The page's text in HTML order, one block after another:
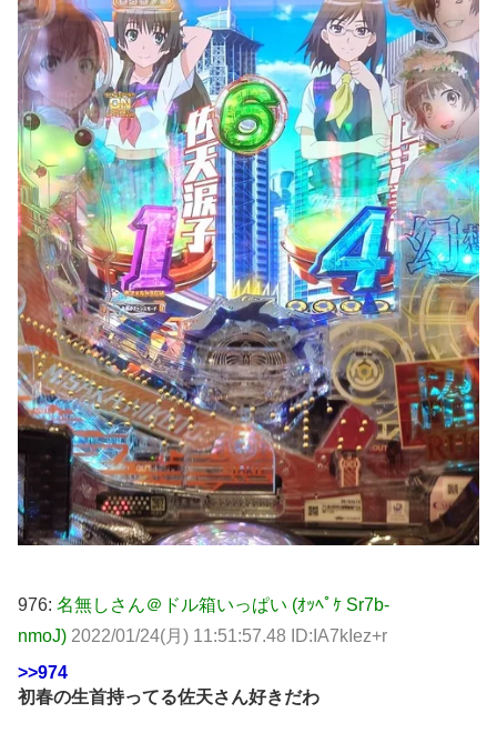
976: 名無しさん＠ドル箱いっぱい (ｵｯﾍﾟｹ Sr7b-
nmoJ) 2022/01/24(月) 11:51:57.48 ID:IA7kIez+r
>>974
初春の生首持ってる佐天さん好きだわ